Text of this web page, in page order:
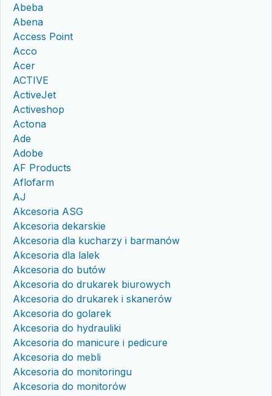
Abeba
Abena
Access Point
Acco
Acer
ACTIVE
ActiveJet
Activeshop
Actona
Ade
Adobe
AF Products
Aflofarm
AJ
Akcesoria ASG
Akcesoria dekarskie
Akcesoria dla kucharzy i barmanów
Akcesoria dla lalek
Akcesoria do butów
Akcesoria do drukarek biurowych
Akcesoria do drukarek i skanerów
Akcesoria do golarek
Akcesoria do hydrauliki
Akcesoria do manicure i pedicure
Akcesoria do mebli
Akcesoria do monitoringu
Akcesoria do monitorów